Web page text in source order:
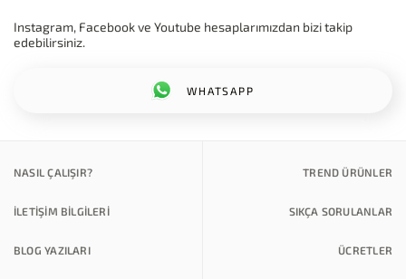
WHATSAPP
Instagram, Facebook ve Youtube hesaplarımızdan bizi takip
edebilirsiniz.
NASIL ÇALIŞIR? TREND ÜRÜNLER
İLETİŞİM BİLGİLERİ SIKÇA SORULANLAR
BLOG YAZILARI ÜCRETLER